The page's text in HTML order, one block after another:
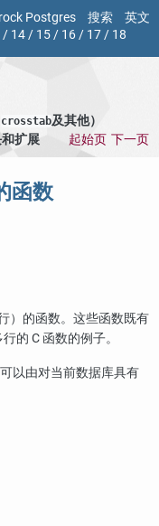
Postgres 搜索
英文
/ 14/ 15/ 16/ 17/ 18
crosstab及其他）
扩展 起始页 下一页
函数
）的函数。这些函数既有
的 C 函数的例子。
以由对当前数据库具有